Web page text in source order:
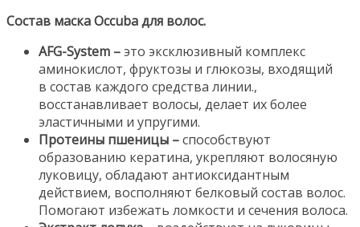
Состав маска Occuba для волос.
AFG-System –это эксклюзивный комплекс
аминокислот, фруктозы и глюкозы, входящий
в состав каждого средства линии.,
восстанавливает волосы, делает их более
эластичными и упругими.
Протеины пшеницы –способствуют
образованию кератина, укрепляют волосяную
луковицу, обладают антиоксидантным
действием, восполняют белковый состав волос.
Помогают избежать ломкости и сечения волоса.